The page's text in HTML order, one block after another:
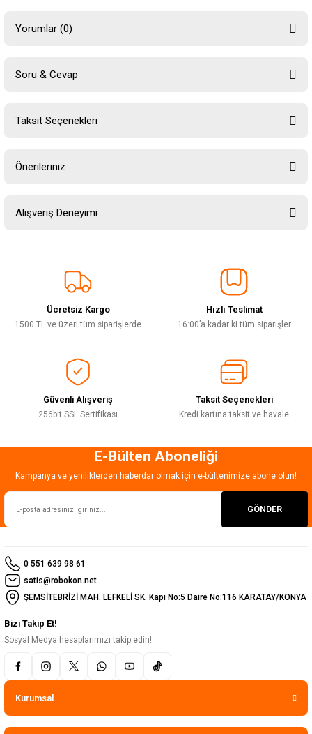
Yorumlar (0)
Soru & Cevap
Taksit Seçenekleri
Önerileriniz
Bu ürünün fiyat bilgisi, resim, ürün açıklamalarında ve diğer konularda
yetersiz gördüğünüz noktaları öneri formunu kullanarak tarafımıza
Ürün resmi kalitesiz, bozuk veya görüntülenemiyor.
Ürün açıklamasında eksik bilgiler bulunuyor.
Ürün bilgilerinde hatalar bulunuyor.
Bu ürüne benzer farklı alternatifler olmalı.
Gönder
Alışveriş Deneyimi
Deneyimini Paylaş
Ücretsiz Kargo
1500 TL ve üzeri tüm siparişlerde
Hızlı Teslimat
16:00’a kadar ki tüm siparişler
Güvenli Alışveriş
256bit SSL Sertifikası
Taksit Seçenekleri
Kredi kartına taksit ve havale
E-Bülten Aboneliği
Kampanya ve yeniliklerden haberdar olmak için e-bültenimize abone olun!
GÖNDER
0 551 639 98 61
satis@robokon.net
ŞEMSİTEBRİZİ MAH. LEFKELİ SK. Kapı No:5 Daire No:116 KARATAY/KONYA
Bizi Takip Et!
Sosyal Medya hesaplarımızı takip edin!
Kurumsal